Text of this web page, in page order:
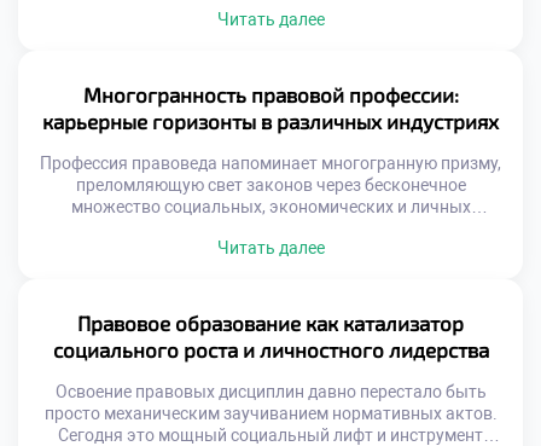
глобальных государственных процессов. Именно поэтому
закладывает основы будущей ответственности и
профессионального долга. Юристы выступают главными
[…]
Читать далее
Многогранность правовой профессии:
карьерные горизонты в различных индустриях
Профессия правоведа напоминает многогранную призму,
преломляющую свет законов через бесконечное
множество социальных, экономических и личных
директоров транснациональной корпорации или
происходящих процессов. Именно поэтому осознанное
обучение в московском техникуме становится тем самым
надежным компасом, который помогает абитуриентам не
Читать далее
Правовое образование как катализатор
социального роста и личностного лидерства
Освоение правовых дисциплин давно перестало быть
просто механическим заучиванием нормативных актов.
Сегодня это мощный социальный лифт и инструмент